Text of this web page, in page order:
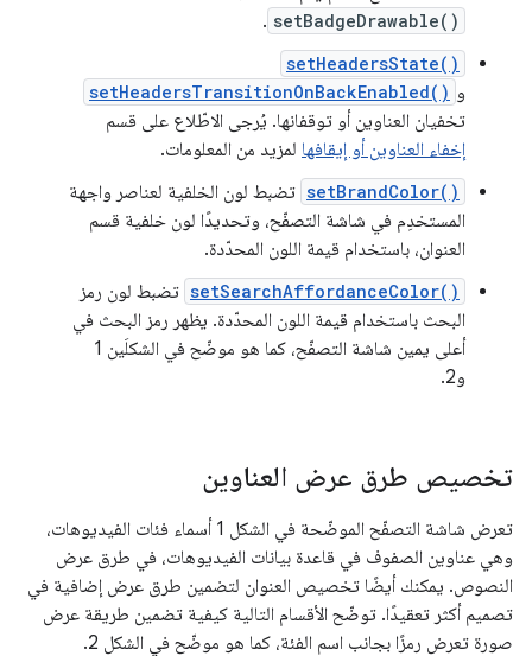
setBadgeDrawable()
.
setHeadersState()
و setHeadersTransitionOnBackEnabled()
تخفيان العناوين أو توقفانها. يُرجى الاطّلاع على قسم
إخفاء العناوين أو إيقافها لمزيد من المعلومات.
setBrandColor() تضبط لون الخلفية لعناصر واجهة
المستخدِم في شاشة التصفّح، وتحديدًا لون خلفية قسم
العنوان، باستخدام قيمة اللون المحدّدة.
setSearchAffordanceColor() تضبط لون رمز
البحث باستخدام قيمة اللون المحدّدة. يظهر رمز البحث في
أعلى يمين شاشة التصفّح، كما هو موضّح في الشكلَين 1
و2.
تخصيص طرق عرض العناوين
تعرض شاشة التصفّح الموضّحة في الشكل 1 أسماء فئات الفيديوهات،
وهي عناوين الصفوف في قاعدة بيانات الفيديوهات، في طرق عرض
النصوص. يمكنك أيضًا تخصيص العنوان لتضمين طرق عرض إضافية في
تصميم أكثر تعقيدًا. توضّح الأقسام التالية كيفية تضمين طريقة عرض
صورة تعرض رمزًا بجانب اسم الفئة، كما هو موضّح في الشكل 2.